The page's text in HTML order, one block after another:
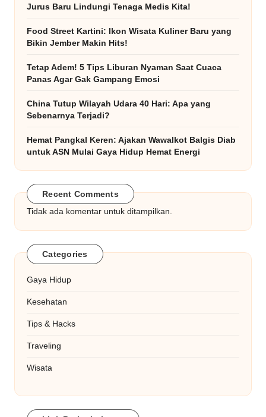
Jurus Baru Lindungi Tenaga Medis Kita!
Food Street Kartini: Ikon Wisata Kuliner Baru yang
Bikin Jember Makin Hits!
Tetap Adem! 5 Tips Liburan Nyaman Saat Cuaca
Panas Agar Gak Gampang Emosi
China Tutup Wilayah Udara 40 Hari: Apa yang
Sebenarnya Terjadi?
Hemat Pangkal Keren: Ajakan Wawalkot Balgis Diab
untuk ASN Mulai Gaya Hidup Hemat Energi
Recent Comments
Tidak ada komentar untuk ditampilkan.
Categories
Gaya Hidup
Kesehatan
Tips & Hacks
Traveling
Wisata